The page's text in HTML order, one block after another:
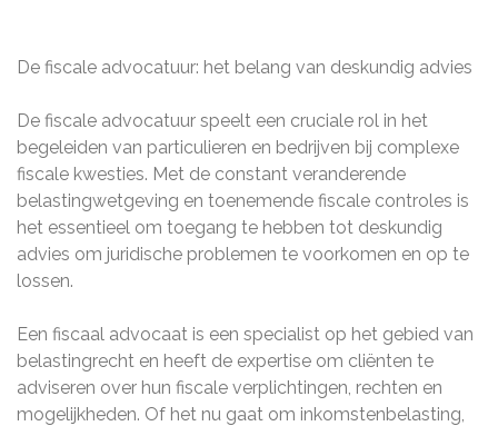
De fiscale advocatuur: het belang van deskundig advies
De fiscale advocatuur speelt een cruciale rol in het
begeleiden van particulieren en bedrijven bij complexe
fiscale kwesties. Met de constant veranderende
belastingwetgeving en toenemende fiscale controles is
het essentieel om toegang te hebben tot deskundig
advies om juridische problemen te voorkomen en op te
lossen.
Een fiscaal advocaat is een specialist op het gebied van
belastingrecht en heeft de expertise om cliënten te
adviseren over hun fiscale verplichtingen, rechten en
mogelijkheden. Of het nu gaat om inkomstenbelasting,